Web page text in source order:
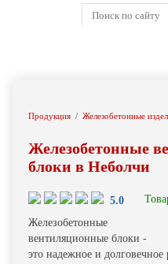
Продукция Железобетонные
Железобетонные
блоки в Неболчи
5.0
Железобетонные
вентиляционные блоки -
это надежное и